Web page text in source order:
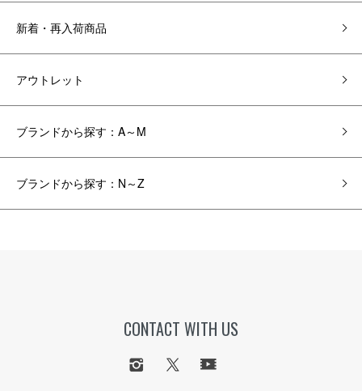
新着・再入荷商品
アウトレット
ブランドから探す：A～M
ブランドから探す：N～Z
CONTACT WITH US